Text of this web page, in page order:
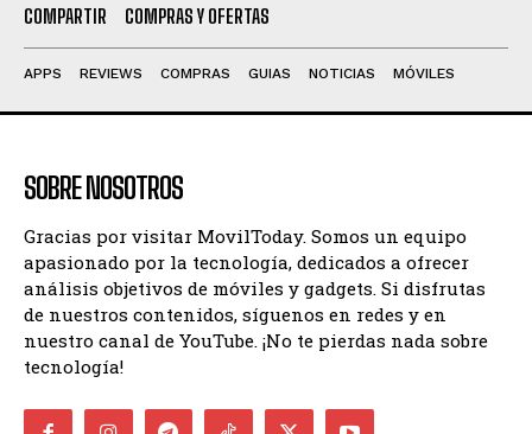
COMPARTIR
COMPRAS Y OFERTAS
APPS REVIEWS COMPRAS GUIAS NOTICIAS MÓVILES
SOBRE NOSOTROS
Gracias por visitar MovilToday. Somos un equipo
apasionado por la tecnología, dedicados a ofrecer
análisis objetivos de móviles y gadgets. Si disfrutas
de nuestros contenidos, síguenos en redes y en
nuestro canal de YouTube. ¡No te pierdas nada sobre
tecnología!